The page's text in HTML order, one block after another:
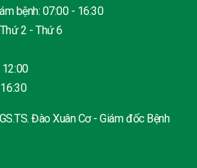
bệnh: 07:00 - 16:30
2 - Thứ 6
Đào Xuân Cơ - Giám đốc Bệnh